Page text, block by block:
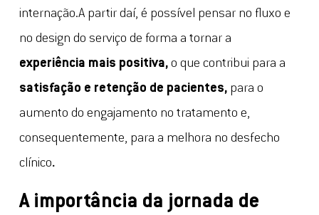
internação.A partir daí, é possível pensar no fluxo e
no design do serviço de forma a tornar a
experiência mais positiva,o que contribui para a
satisfação e retenção de pacientes, para o
aumento do engajamento no tratamento e,
consequentemente, para a melhora no desfecho
clínico.
A importância da jornada de